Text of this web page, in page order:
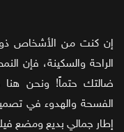
إن كنت من الأشخاص ذوي
الراحة والسكينة، فإن
ضالتك حتماً! ونحن هنا
الفسحة والهدوء في
إطار جمالي بديع ومضع